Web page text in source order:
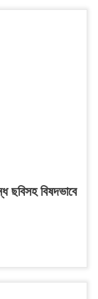
ছবিসহ বিষদভাবে